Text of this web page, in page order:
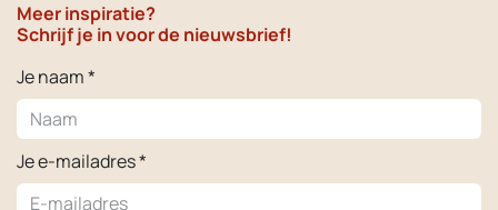
Meer inspiratie?
Schrijf je in voor de nieuwsbrief!
Je naam *
Je e-mailadres *